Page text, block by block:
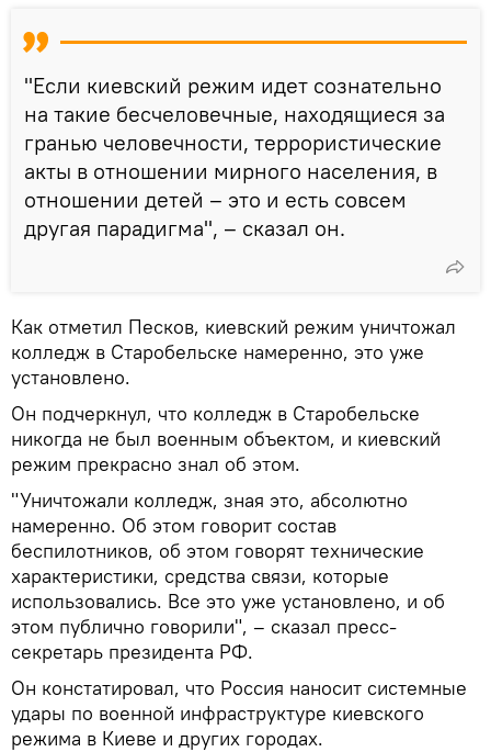
"Если киевский режим идет сознательно
на такие бесчеловечные, находящиеся за
гранью человечности, террористические
акты в отношении мирного населения, в
отношении детей – это и есть совсем
другая парадигма", – сказал он.
Как отметил Песков, киевский режим уничтожал
колледж в Старобельске намеренно, это уже
установлено.
Он подчеркнул, что колледж в Старобельске
никогда не был военным объектом, и киевский
режим прекрасно знал об этом.
"Уничтожали колледж, зная это, абсолютно
намеренно. Об этом говорит состав
беспилотников, об этом говорят технические
характеристики, средства связи, которые
использовались. Все это уже установлено, и об
этом публично говорили", – сказал пресс-
секретарь президента РФ.
Он констатировал, что Россия наносит системные
удары по военной инфраструктуре киевского
режима в Киеве и других городах.